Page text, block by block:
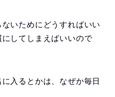
いためにどうすればいい
してしまえばいいので
入るとかは、なぜか毎日